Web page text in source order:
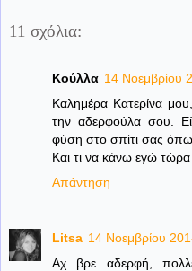
11 σχόλια:
Κούλλα 14 Νοεμβρίου
Καλημέρα Κατερίνα
την αδερφούλα σου.
φύση στο σπίτι σας
Και τι να κάνω εγώ
Απάντηση
Litsa 14 Νοεμβρίου
Αχ βρε αδερφή,